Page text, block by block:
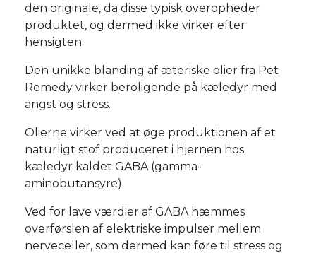
den originale, da disse typisk overopheder
produktet, og dermed ikke virker efter
hensigten.
Den unikke blanding af æteriske olier fra Pet
Remedy virker beroligende på kæledyr med
angst og stress.
Olierne virker ved at øge produktionen af et
naturligt stof produceret i hjernen hos
kæledyr kaldet GABA (gamma-
aminobutansyre).
Ved for lave værdier af GABA hæmmes
overførslen af elektriske impulser mellem
nerveceller, som dermed kan føre til stress og